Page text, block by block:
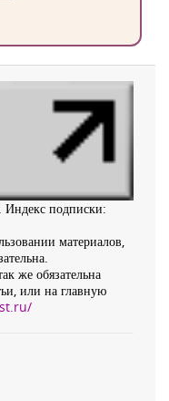
подписки:
материалов,
же обязательна
или на главную